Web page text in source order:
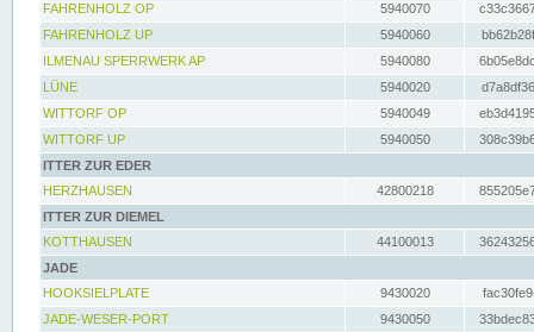
FAHRENHOLZ OP
5940070
FAHRENHOLZ UP
5940060
ILMENAU SPERRWERK AP
5940080
LÜNE
5940020
WITTORF OP
5940049
WITTORF UP
5940050
ITTER ZUR EDER
HERZHAUSEN
42800218
ITTER ZUR DIEMEL
KOTTHAUSEN
44100013
JADE
HOOKSIELPLATE
9430020
JADE-WESER-PORT
9430050